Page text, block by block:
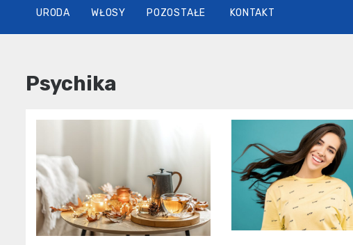
URODA WŁOSY POZOSTAŁE KONTAKT
Psychika